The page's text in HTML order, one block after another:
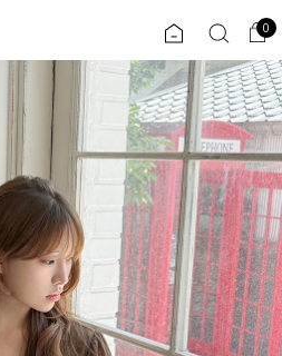
0
ENG
TW
JP
플러스핏 회원혜택 입
COMMUNITY
ALL
익스클루시브
0